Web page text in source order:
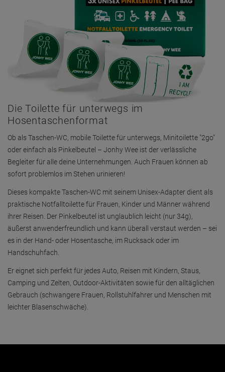
Die Toilette für unterwegs im
Hosentaschenformat
Ob als Taschen-WC, mobile Toilette für unterwegs, Minitoilette "2go"
oder einfach als Pinkelbeutel – Jonhy Wee ist der verlässliche
Begleiter für alle deine Unternehmungen. Auch Frauen können ab
sofort problemlos im Stehen urinieren!
Dieses kompakte Taschen-WC mit seinem Unisex-Adapter dient als
praktische Notfalltoilette für Frauen, Kinder und Männer während
ihrer Reisen. Der Pinkelbeutel ist unglaublich leicht (nur 34g),
äußerst anwenderfreundlich und kann überall verstaut werden – sei
es in der Hand- oder Hosentasche, im Rucksack oder im
Handschuhfach.
Er eignet sich perfekt für jedes Auto, Reisen mit Kindern, Staus,
Camping und Zelten, Outdoor-Aktivitäten sowie für den alltäglichen
Gebrauch (schwangere Frauen, Rollstuhlfahrer und Menschen mit
leichter Blasenschwäche).